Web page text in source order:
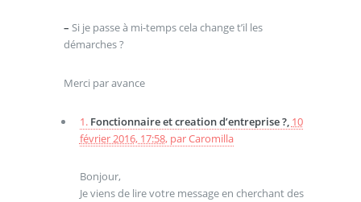
– Si je passe à mi-temps cela change t’il les
démarches ?
Merci par avance
1. Fonctionnaire et creation d’entreprise ?, 10
février 2016, 17:58, parCaromilla
Bonjour,
Je viens de lire votre message en cherchant des